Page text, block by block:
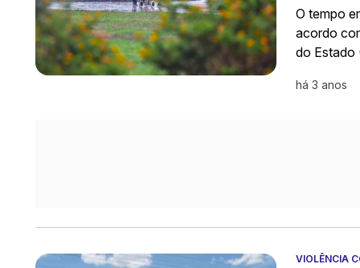
O tempo
acordo
do Estado
há 3 anos
VIOLÊNCIA